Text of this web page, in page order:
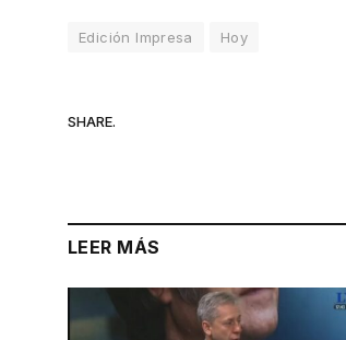
Edición Impresa Hoy
SHARE.
LEER MÁS